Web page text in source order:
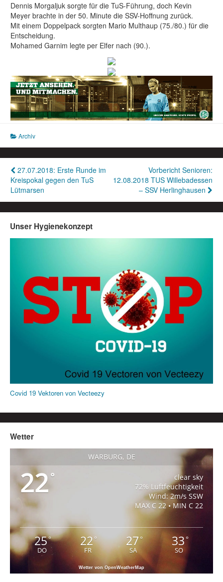
Dennis Morgaljuk sorgte für die TuS-Führung, doch Kevin
Meyer brachte in der 50. Minute die SSV-Hoffnung zurück.
Mit einem Doppelpack sorgten Mario Multhaup (75./80.) für die
Entscheidung.
Mohamed Garnim legte per Elfer nach (90.).
Archiv
Beitragsnavigation
27.07.2018: Erste Runde im
Kreispokal gegen den TuS
Lütmarsen
Vorbericht Senioren:
12.08.2018 TUS Willebadessen
– SSV Herlinghausen
Unser Hygienekonzept
Covid 19 Vektoren von Vecteezy
Wetter
WARBURG, DE
22°
clear sky
72% Luftfeuchtigkeit
Wind: 2m/s SSW
MAX C 22 • MIN C 22
25°
DO
22°
FR
27°
SA
33°
SO
Wetter von OpenWeatherMap